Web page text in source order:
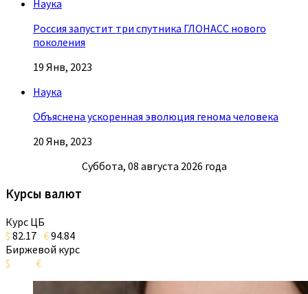
Наука
Россия запустит три спутника ГЛОНАСС нового
поколения
19 Янв, 2023
Наука
Объяснена ускоренная эволюция генома человека
20 Янв, 2023
Суббота, 08 августа 2026 года
Курсы валют
Курс ЦБ
$ 82.17 €94.84
Биржевой курс
$
€